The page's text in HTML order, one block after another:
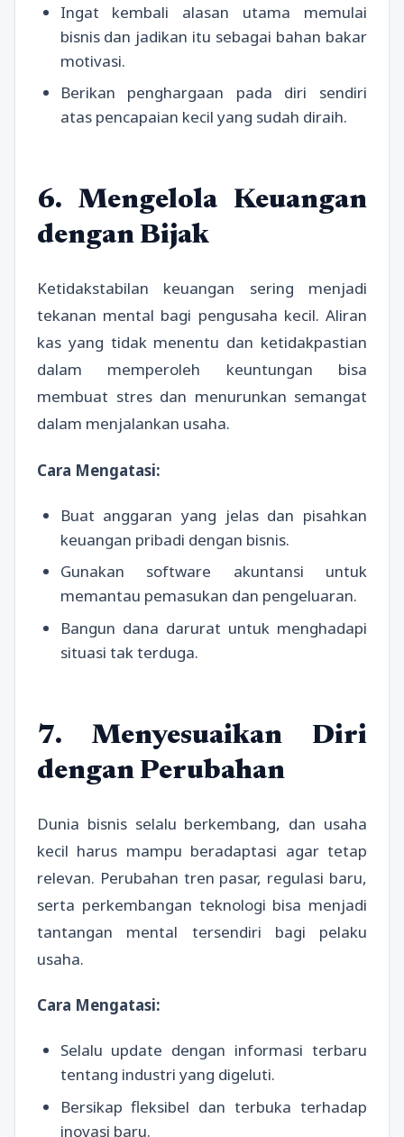
Ingat kembali alasan utama memulai
bisnis dan jadikan itu sebagai bahan bakar
motivasi.
Berikan penghargaan pada diri sendiri
atas pencapaian kecil yang sudah diraih.
6. Mengelola Keuangan
dengan Bijak
Ketidakstabilan keuangan sering menjadi
tekanan mental bagi pengusaha kecil. Aliran
kas yang tidak menentu dan ketidakpastian
dalam memperoleh keuntungan bisa
membuat stres dan menurunkan semangat
dalam menjalankan usaha.
Cara Mengatasi:
Buat anggaran yang jelas dan pisahkan
keuangan pribadi dengan bisnis.
Gunakan software akuntansi untuk
memantau pemasukan dan pengeluaran.
Bangun dana darurat untuk menghadapi
situasi tak terduga.
7. Menyesuaikan Diri
dengan Perubahan
Dunia bisnis selalu berkembang, dan usaha
kecil harus mampu beradaptasi agar tetap
relevan. Perubahan tren pasar, regulasi baru,
serta perkembangan teknologi bisa menjadi
tantangan mental tersendiri bagi pelaku
usaha.
Cara Mengatasi:
Selalu update dengan informasi terbaru
tentang industri yang digeluti.
Bersikap fleksibel dan terbuka terhadap
inovasi baru.